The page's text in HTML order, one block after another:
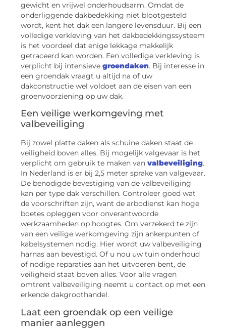
gewicht en vrijwel onderhoudsarm. Omdat de
onderliggende dakbedekking niet blootgesteld
wordt, kent het dak een langere levensduur. Bij een
volledige verkleving van het dakbedekkingssysteem
is het voordeel dat enige lekkage makkelijk
getraceerd kan worden. Een volledige verkleving is
verplicht bij intensieve groendaken. Bij interesse in
een groendak vraagt u altijd na of uw
dakconstructie wel voldoet aan de eisen van een
groenvoorziening op uw dak.
Een veilige werkomgeving met
valbeveiliging
Bij zowel platte daken als schuine daken staat de
veiligheid boven alles. Bij mogelijk valgevaar is het
verplicht om gebruik te maken van valbeveiliging.
In Nederland is er bij 2,5 meter sprake van valgevaar.
De benodigde bevestiging van de valbeveiliging
kan per type dak verschillen. Controleer goed wat
de voorschriften zijn, want de arbodienst kan hoge
boetes opleggen voor onverantwoorde
werkzaamheden op hoogtes. Om verzekerd te zijn
van een veilige werkomgeving zijn ankerpunten of
kabelsystemen nodig. Hier wordt uw valbeveiliging
harnas aan bevestigd. Of u nou uw tuin onderhoud
of nodige reparaties aan het uitvoeren bent, de
veiligheid staat boven alles. Voor alle vragen
omtrent valbeveiliging neemt u contact op met een
erkende dakgroothandel.
Laat een groendak op een veilige
manier aanleggen